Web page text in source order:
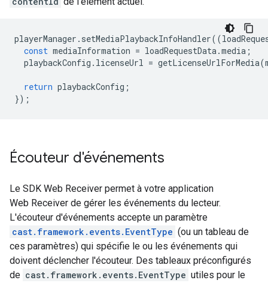
playerManager . setMediaPlaybackInfoHandler((
const mediaInformation = loadRequestData.media ;
playbackConfig . licenseUrl = getLicenseUrlForMedia(
return playbackConfig ;
});
Écouteur d'événements
Le SDK Web Receiver permet à votre application
Web Receiver de gérer les événements du lecteur.
L'écouteur d'événements accepte un paramètre
cast.framework.events.EventType (ou un tableau de
ces paramètres) qui spécifie le ou les événements qui
doivent déclencher l'écouteur. Des tableaux préconfigurés
de cast.framework.events.EventType utiles pour le